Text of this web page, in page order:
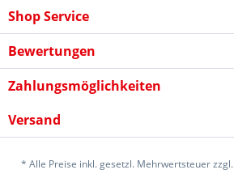
Shop Service
Bewertungen
Zahlungsmöglichkeiten
Versand
* Alle Preise inkl. gesetzl. Mehrwertsteuer zzgl.